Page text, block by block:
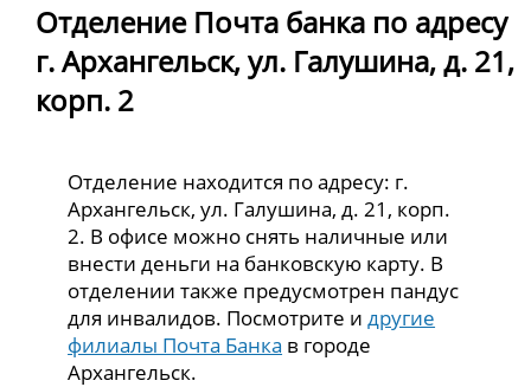
Отделение Почта банка по адресу
г. Архангельск, ул. Галушина, д. 21,
корп. 2
Отделение находится по адресу: г.
Архангельск, ул. Галушина, д. 21, корп.
2. В офисе можно снять наличные или
внести деньги на банковскую карту. В
отделении также предусмотрен пандус
для инвалидов. Посмотрите идругие
филиалы Почта Банка в городе
Архангельск.